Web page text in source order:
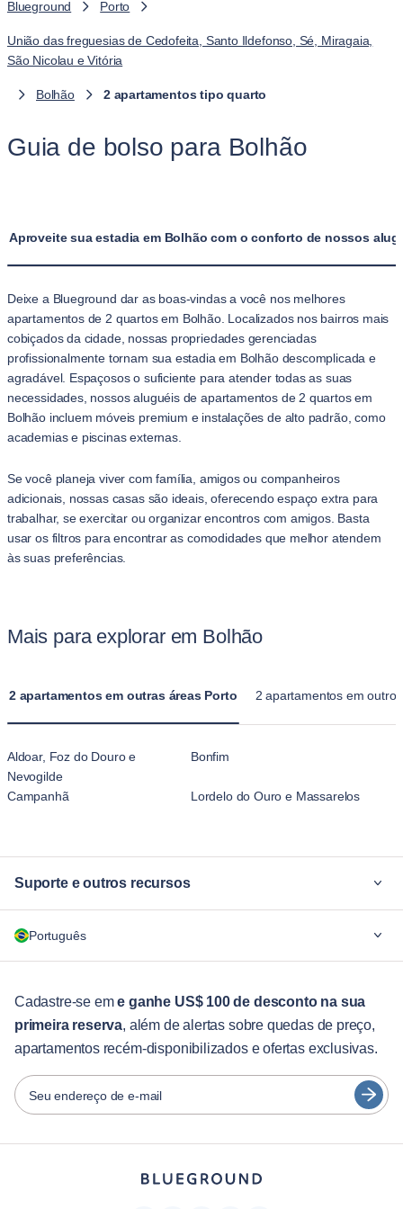
Blueground Porto
União das freguesias de Cedofeita, Santo Ildefonso, Sé, Miragaia,
São Nicolau e Vitória
Bolhão 2 apartamentos tipo quarto
Guia de bolso para Bolhão
Aproveite sua estadia em Bolhão com o conforto de nossos
Deixe a Blueground dar as boas-vindas a você nos melhores
apartamentos de 2 quartos em Bolhão. Localizados nos bairros mais
cobiçados da cidade, nossas propriedades gerenciadas
profissionalmente tornam sua estadia em Bolhão descomplicada e
agradável. Espaçosos o suficiente para atender todas as suas
necessidades, nossos aluguéis de apartamentos de 2 quartos em
Bolhão incluem móveis premium e instalações de alto padrão, como
academias e piscinas externas.
Se você planeja viver com família, amigos ou companheiros
adicionais, nossas casas são ideais, oferecendo espaço extra para
trabalhar, se exercitar ou organizar encontros com amigos. Basta
usar os filtros para encontrar as comodidades que melhor atendem
às suas preferências.
Mais para explorar em Bolhão
2 apartamentos em outras áreas Porto 2 apartamentos em
Aldoar, Foz do Douro e
Nevogilde
Bonfim
Campanhã Lordelo do Ouro e Massarelos
Suporte e outros recursos
Para empresas
Serviços aos hóspedes
Guias da cidade
Parceiros
Operadoras de aluguel mobiliado
Português
English
Português
Español
Cadastre-se eme ganhe US$ 100 de desconto na sua
primeira reserva, além de alertas sobre quedas de preço,
apartamentos recém-disponibilizados e ofertas exclusivas.
Seu endereço de e-mail